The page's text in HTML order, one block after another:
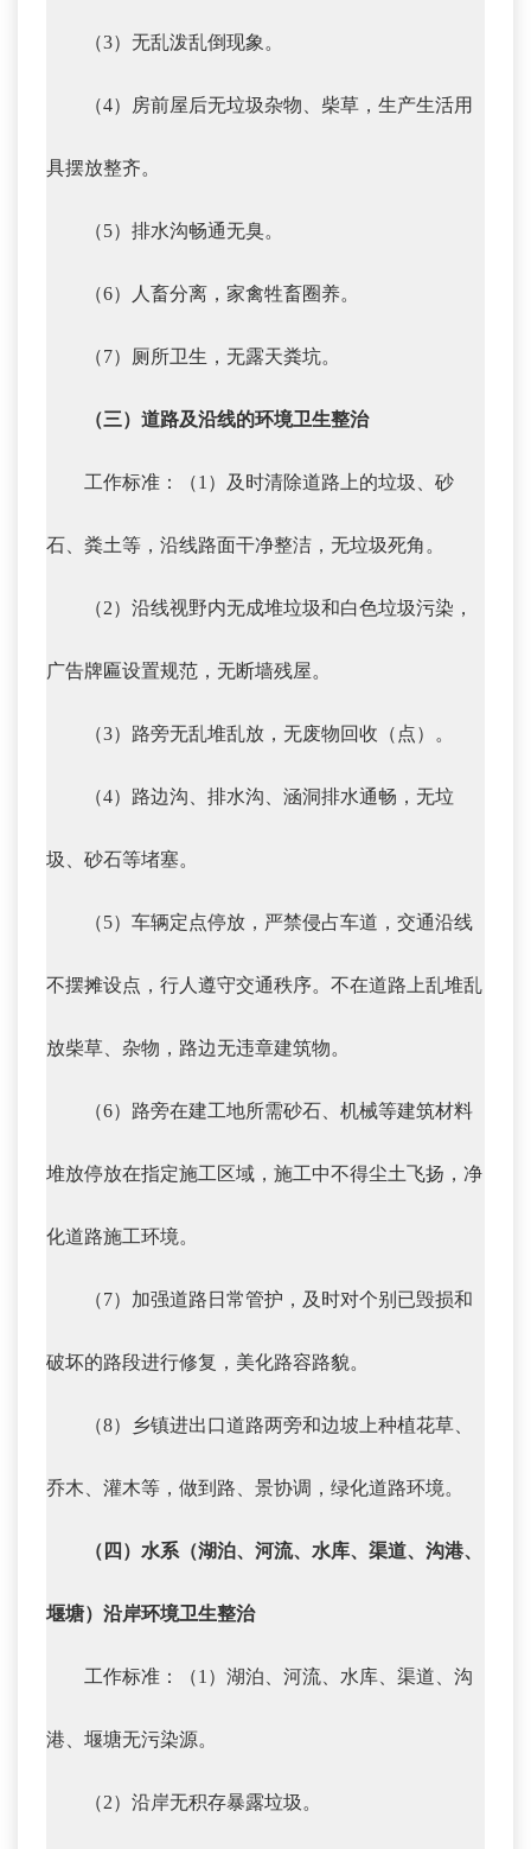
（3）无乱泼乱倒现象。
（4）房前屋后无垃圾杂物、柴草，生产生活用
具摆放整齐。
（5）排水沟畅通无臭。
（6）人畜分离，家禽牲畜圈养。
（7）厕所卫生，无露天粪坑。
（三）道路及沿线的环境卫生整治
工作标准：（1）及时清除道路上的垃圾、砂
石、粪土等，沿线路面干净整洁，无垃圾死角。
（2）沿线视野内无成堆垃圾和白色垃圾污染，
广告牌匾设置规范，无断墙残屋。
（3）路旁无乱堆乱放，无废物回收（点）。
（4）路边沟、排水沟、涵洞排水通畅，无垃
圾、砂石等堵塞。
（5）车辆定点停放，严禁侵占车道，交通沿线
不摆摊设点，行人遵守交通秩序。不在道路上乱堆乱
放柴草、杂物，路边无违章建筑物。
（6）路旁在建工地所需砂石、机械等建筑材料
堆放停放在指定施工区域，施工中不得尘土飞扬，净
化道路施工环境。
（7）加强道路日常管护，及时对个别已毁损和
破坏的路段进行修复，美化路容路貌。
（8）乡镇进出口道路两旁和边坡上种植花草、
乔木、灌木等，做到路、景协调，绿化道路环境。
（四）水系（湖泊、河流、水库、渠道、沟港、
堰塘）沿岸环境卫生整治
工作标准：（1）湖泊、河流、水库、渠道、沟
港、堰塘无污染源。
（2）沿岸无积存暴露垃圾。